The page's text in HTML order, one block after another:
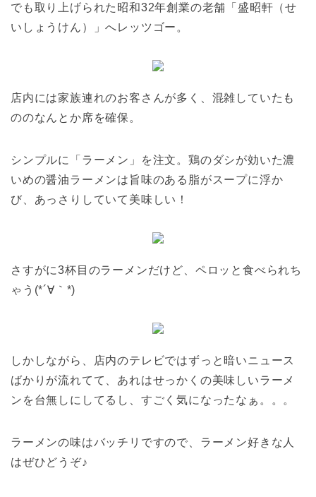
でも取り上げられた昭和32年創業の老舗「盛昭軒（せ
いしょうけん）」へレッツゴー。
店内には家族連れのお客さんが多く、混雑していたも
ののなんとか席を確保。
シンプルに「ラーメン」を注文。鶏のダシが効いた濃
いめの醤油ラーメンは旨味のある脂がスープに浮か
び、あっさりしていて美味しい！
さすがに3杯目のラーメンだけど、ペロッと食べられち
ゃう(*´∀｀*)
しかしながら、店内のテレビではずっと暗いニュース
ばかりが流れてて、あれはせっかくの美味しいラーメ
ンを台無しにしてるし、すごく気になったなぁ。。。
ラーメンの味はバッチリですので、ラーメン好きな人
はぜひどうぞ♪